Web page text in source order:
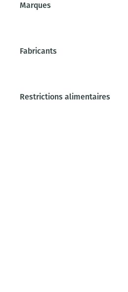
Marques
Fabricants
Restrictions alimentaires